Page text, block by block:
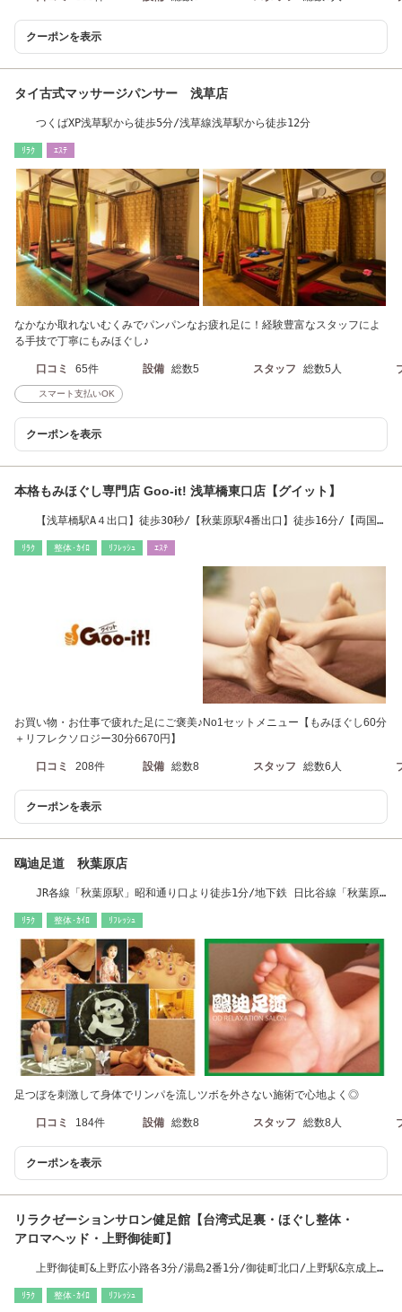
クーポンを表示
タイ古式マッサージパンサー 浅草店
つくばXP浅草駅から徒歩5分/浅草線浅草駅から徒歩12分
ﾘﾗｸ ｴｽﾃ
なかなか取れないむくみでパンパンなお疲れ足に！経験豊富なスタッフによ
る手技で丁寧にもみほぐし♪
口コミ 65件 設備 総数5 スタッフ 総数5人
スマート支払いOK
クーポンを表示
本格もみほぐし専門店 Goo-it! 浅草橋東口店【グイット】
【浅草橋駅A４出口】徒歩30秒/【秋葉原駅4番出口】徒歩16分/【両国駅
ﾘﾗｸ 整体･ｶｲﾛ ﾘﾌﾚｯｼｭ ｴｽﾃ
お買い物・お仕事で疲れた足にご褒美♪No1セットメニュー【もみほぐし60分
＋リフレクソロジー30分6670円】
口コミ 208件 設備 総数8 スタッフ 総数6人
クーポンを表示
鴎迪足道 秋葉原店
JR各線「秋葉原駅」昭和通り口より徒歩1分/地下鉄 日比谷線「秋葉原
ﾘﾗｸ 整体･ｶｲﾛ ﾘﾌﾚｯｼｭ
足つぼを刺激して身体でリンパを流しツボを外さない施術で心地よく◎
口コミ 184件 設備 総数8 スタッフ 総数8人
クーポンを表示
リラクゼーションサロン健足館【台湾式足裏・ほぐし整体・
アロマヘッド・上野御徒町】
上野御徒町&上野広小路各3分/湯島2番1分/御徒町北口/上野駅&京成上野
ﾘﾗｸ 整体･ｶｲﾛ ﾘﾌﾚｯｼｭ